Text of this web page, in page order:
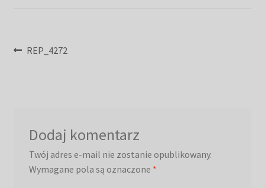
Nawigacja
Poprzedni
REP_4272
Dodaj komentarz
Twój adres e-mail nie zostanie opublikowany.
Wymagane pola są oznaczone *